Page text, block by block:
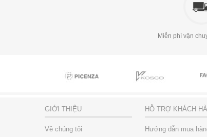
Miễn phí vận
GIỚI THIỆU
Về chúng tôi
HỖ TRỢ KHÁCH
Hướng dẫn mua